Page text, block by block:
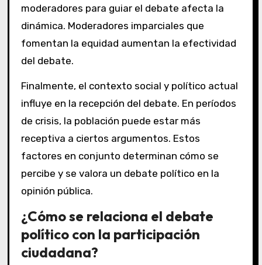
moderadores para guiar el debate afecta la
dinámica. Moderadores imparciales que
fomentan la equidad aumentan la efectividad
del debate.
Finalmente, el contexto social y político actual
influye en la recepción del debate. En períodos
de crisis, la población puede estar más
receptiva a ciertos argumentos. Estos
factores en conjunto determinan cómo se
percibe y se valora un debate político en la
opinión pública.
¿Cómo se relaciona el debate
político con la participación
ciudadana?